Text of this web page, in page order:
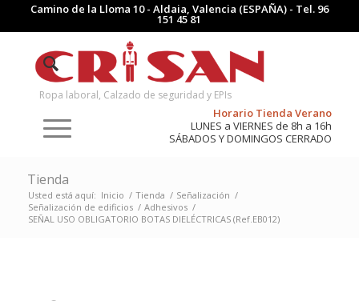
Camino de la Lloma 10 - Aldaia, Valencia (ESPAÑA) - Tel. 96
151 45 81
Ropa laboral, Calzado de seguridad y EPIs
Horario Tienda Verano
LUNES a VIERNES de 8h a 16h
SÁBADOS Y DOMINGOS CERRADO
Tienda
Usted está aquí: Inicio / Tienda / Señalización /
Señalización de edificios / Adhesivos /
SEÑAL USO OBLIGATORIO BOTAS DIELÉCTRICAS (Ref.EB012)